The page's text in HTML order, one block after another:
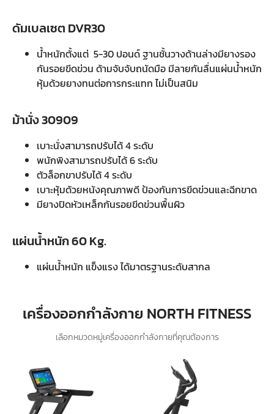
ดัมเบลเซต DVR30
น้ำหนักตั้งแต่ 5-30 ปอนด์ ฐานชั้นวางด้านล่างมียางรอง
กันรอยขีดข่วน ด้ามจับจับถนัดมือ มีลายกันลื่นแผ่นน้ำหนัก
หุ้มด้วยยางทนต่อการกระแทก ไม่เป็นสนิม
ม้านั่ง 30909
เบาะนั่งสามารถปรับได้ 4 ระดับ
พนักพิงสามารถปรับได้ 6 ระดับ
ตัวล็อกขาปรับได้ 4 ระดับ
เบาะหุ้มด้วยหนังคุณภาพดี ป้องกันการขีดข่วนและฉีกขาด
มียางปิดหัวเหล็กกันรอยขีดข่วนพื้นผิว
แผ่นน้ำหนัก 60 Kg.
แผ่นน้ำหนัก แข็งแรง ได้มาตรฐานระดับสากล
เลือกหมวดหมู่เครื่องออกกำลังกายที่คุณต้องการ
เครื่องออกกำลังกาย NORTH FITNESS